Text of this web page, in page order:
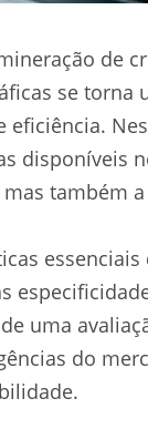
de
se
eficiência.
disponíveis
também
uma
do